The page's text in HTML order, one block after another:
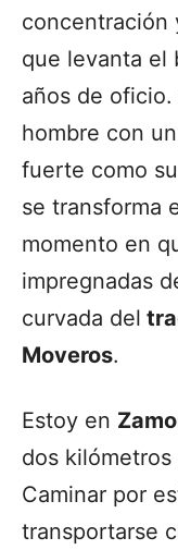
concentración
que levanta el
años de
hombre con
fuerte como
se transforma
momento en
impregnadas
curvada del
Moveros.
Estoy en
dos
Caminar por
transportarse